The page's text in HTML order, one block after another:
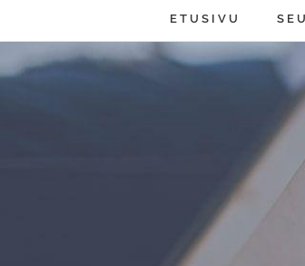
ETUSIVU